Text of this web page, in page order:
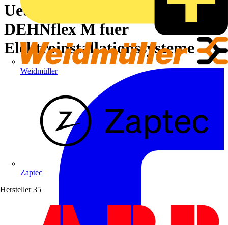
Weidmüller
Zaptec
Hersteller 35
Ueberspannungsableiter Typ 3
DEHNflex M fuer
Elektroinstallationssysteme